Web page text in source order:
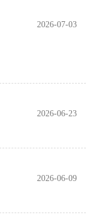
2026-07-03
2026-06-23
2026-06-09